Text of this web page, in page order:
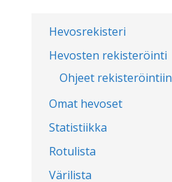
Hevosrekisteri
Hevosten rekisteröinti
Ohjeet rekisteröintiin
Omat hevoset
Statistiikka
Rotulista
Värilista